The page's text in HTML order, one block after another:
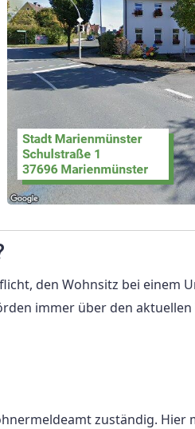
den Wohnsitz bei einem
immer über den
zuständig. Hier